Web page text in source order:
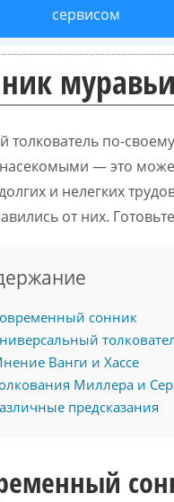
сервисом
толкователь по-
— это
и нелегких
от них.
сонник
Ванги и Хассе
Миллера и
предсказания